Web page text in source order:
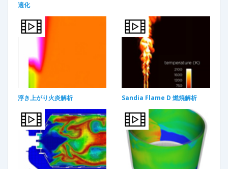
適化
浮き上がり火炎解析 Sandia Flame D 燃焼解析